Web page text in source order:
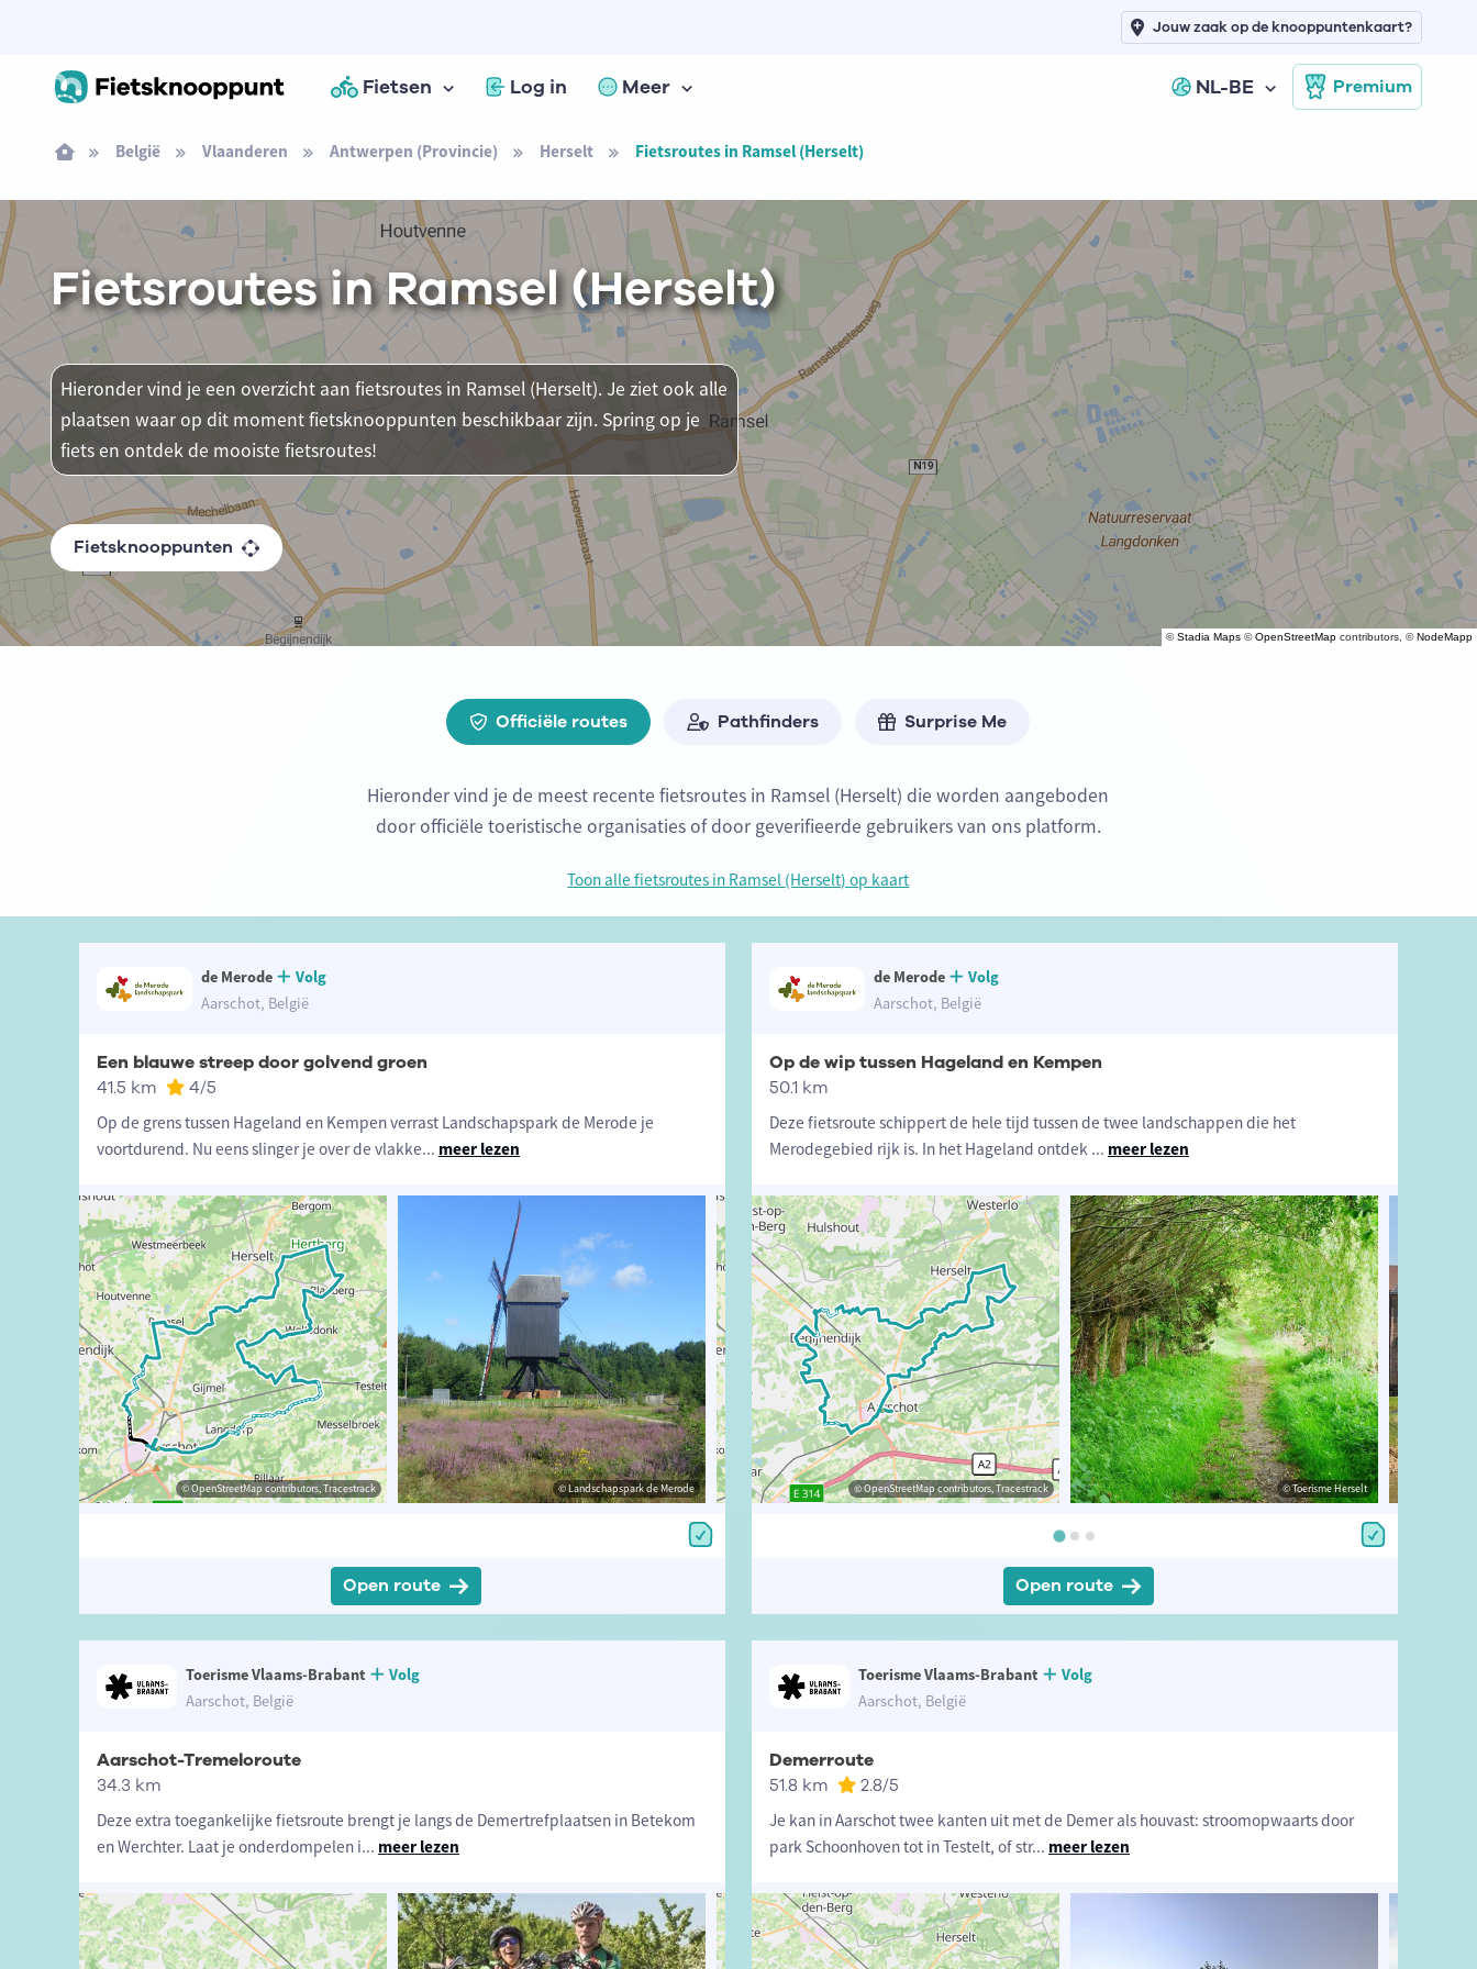
Fietsen Log in Meer NL-BE Premium
Jouw zaak op de knooppuntenkaart?
België Vlaanderen Antwerpen (Provincie) Herselt Fietsroutes in Ramsel (Herselt)
©Stadia Maps ©OpenStreetMap contributors, ©NodeMapp
Fietsroutes in Ramsel (Herselt)
Hieronder vind je een overzicht aan fietsroutes in Ramsel (Herselt). Je ziet ook alle
plaatsen waar op dit moment fietsknooppunten beschikbaar zijn. Spring op je
fiets en ontdek de mooiste fietsroutes!
Fietsknooppunten
Officiële routes Pathfinders Surprise Me
Hieronder vind je de meest recente fietsroutes in Ramsel (Herselt) die worden aangeboden
door officiële toeristische organisaties of door geverifieerde gebruikers van ons platform.
Toon alle fietsroutes in Ramsel (Herselt) op kaart
de Merode
Volg
Aarschot, België
Een blauwe streep door golvend groen
41.5 km 4/5
Op de grens tussen Hageland en Kempen verrast Landschapspark de Merode je
voortdurend. Nu eens slinger je over de vlakke... meer lezen
© OpenStreetMap contributors, Tracestrack © Landschapspark de Merode © OpenStreetMap contributors, Tracestrack © Landschapspark de Merode
Open route
de Merode
Volg
Aarschot, België
Op de wip tussen Hageland en Kempen
50.1 km
Deze fietsroute schippert de hele tijd tussen de twee landschappen die het
Merodegebied rijk is. In het Hageland ontdek ... meer lezen
Tracestrack © Toerisme Herselt © Toerisme Provincie Antwerpen © OpenStreetMap contributors, Tracestrack © Toerisme Herselt
Open route
Toerisme Vlaams-Brabant
Volg
Aarschot, België
Aarschot-Tremeloroute
34.3 km
Deze extra toegankelijke fietsroute brengt je langs de Demertrefplaatsen in Betekom
en Werchter. Laat je onderdompelen i... meer lezen
Toerisme Vlaams-Brabant
Volg
Aarschot, België
Demerroute
51.8 km 2.8/5
Je kan in Aarschot twee kanten uit met de Demer als houvast: stroomopwaarts door
park Schoonhoven tot in Testelt, of str... meer lezen